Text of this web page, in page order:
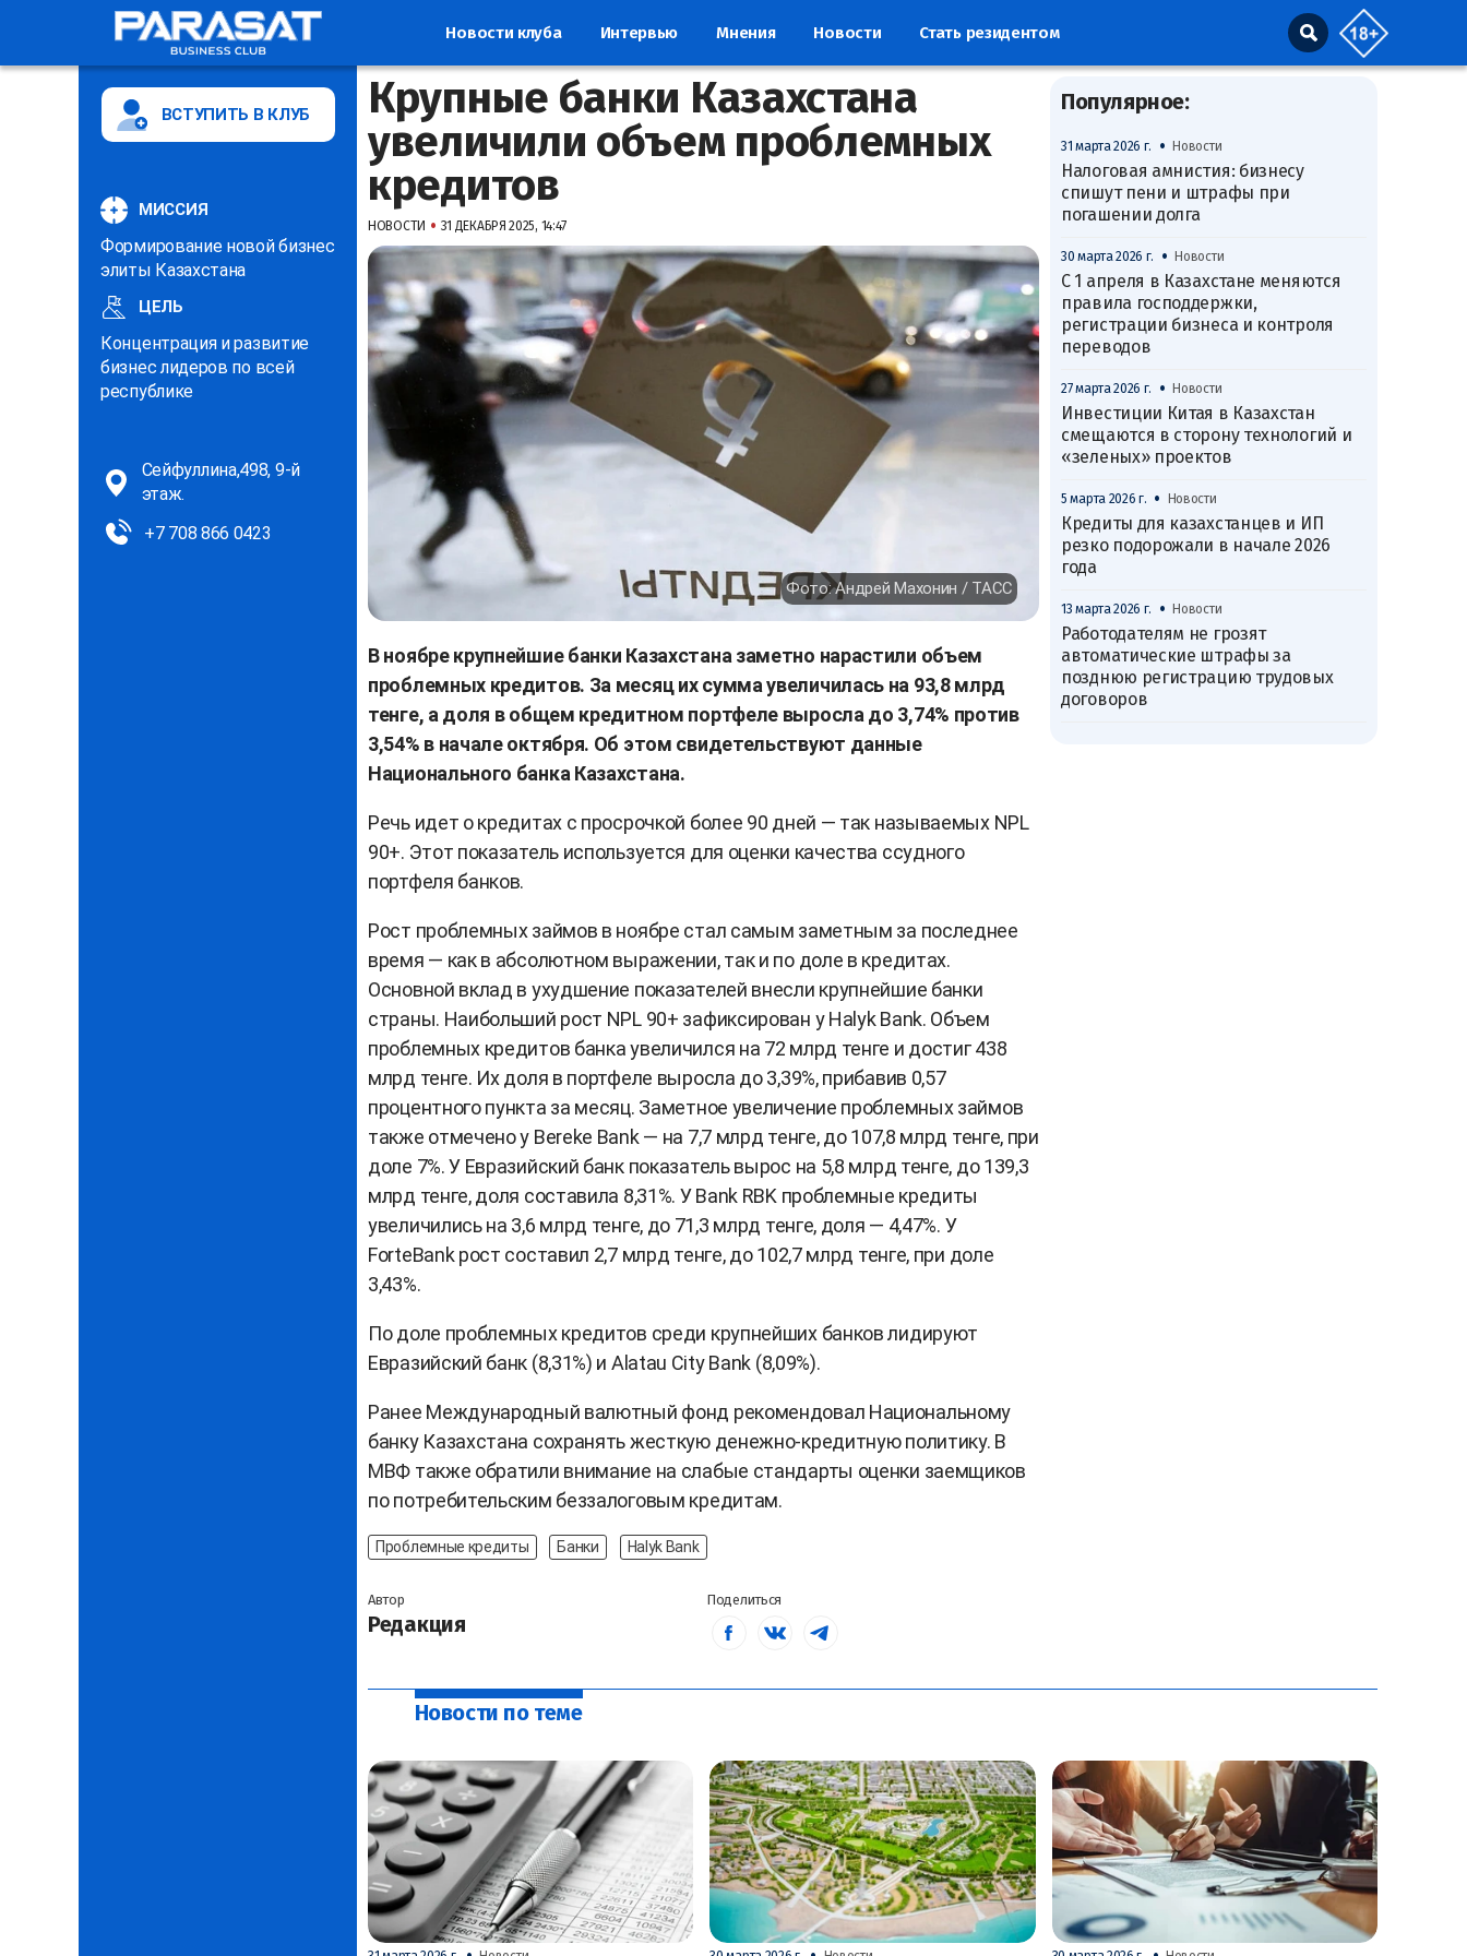
Новости клуба Интервью Мнения Новости Стать резидентом
ВСТУПИТЬ В КЛУБ
МИССИЯ
Формирование новой бизнес
элиты Казахстана
ЦЕЛЬ
Концентрация и развитие
бизнес лидеров по всей
республике
Сейфуллина,498, 9-й
этаж.
+7 708 866 0423
Крупные банки Казахстана
увеличили объем проблемных
кредитов
НОВОСТИ • 31 ДЕКАБРЯ 2025, 14:47
Фото: Андрей Махонин / ТАСС
В ноябре крупнейшие банки Казахстана заметно нарастили объем
проблемных кредитов. За месяц их сумма увеличилась на 93,8 млрд
тенге, а доля в общем кредитном портфеле выросла до 3,74% против
3,54% в начале октября. Об этом свидетельствуют данные
Национального банка Казахстана.
Речь идет о кредитах с просрочкой более 90 дней — так называемых NPL
90+. Этот показатель используется для оценки качества ссудного
портфеля банков.
Рост проблемных займов в ноябре стал самым заметным за последнее
время — как в абсолютном выражении, так и по доле в кредитах.
Основной вклад в ухудшение показателей внесли крупнейшие банки
страны. Наибольший рост NPL 90+ зафиксирован у Halyk Bank. Объем
проблемных кредитов банка увеличился на 72 млрд тенге и достиг 438
млрд тенге. Их доля в портфеле выросла до 3,39%, прибавив 0,57
процентного пункта за месяц. Заметное увеличение проблемных займов
также отмечено у Bereke Bank — на 7,7 млрд тенге, до 107,8 млрд тенге, при
доле 7%. У Евразийский банк показатель вырос на 5,8 млрд тенге, до 139,3
млрд тенге, доля составила 8,31%. У Bank RBK проблемные кредиты
увеличились на 3,6 млрд тенге, до 71,3 млрд тенге, доля — 4,47%. У
ForteBank рост составил 2,7 млрд тенге, до 102,7 млрд тенге, при доле
3,43%.
По доле проблемных кредитов среди крупнейших банков лидируют
Евразийский банк (8,31%) и Alatau City Bank (8,09%).
Ранее Международный валютный фонд рекомендовал Национальному
банку Казахстана сохранять жесткую денежно-кредитную политику. В
МВФ также обратили внимание на слабые стандарты оценки заемщиков
по потребительским беззалоговым кредитам.
Проблемные кредиты Банки Halyk Bank
Автор
Редакция
Поделиться
Популярное:
31 марта 2026 г. • Новости
Налоговая амнистия: бизнесу
спишут пени и штрафы при
погашении долга
30 марта 2026 г. • Новости
С 1 апреля в Казахстане меняются
правила господдержки,
регистрации бизнеса и контроля
переводов
27 марта 2026 г. • Новости
Инвестиции Китая в Казахстан
смещаются в сторону технологий и
«зеленых» проектов
5 марта 2026 г. • Новости
Кредиты для казахстанцев и ИП
резко подорожали в начале 2026
года
13 марта 2026 г. • Новости
Работодателям не грозят
автоматические штрафы за
позднюю регистрацию трудовых
договоров
Новости по теме